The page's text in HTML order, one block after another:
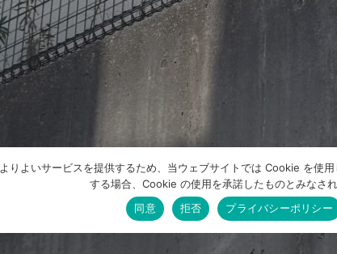
よりよいサービスを提供するため、当ウェブサイトでは Cookie を使
する場合、Cookie の使用を承諾したものとみなされ
同意
拒否 プライバシーポリシー